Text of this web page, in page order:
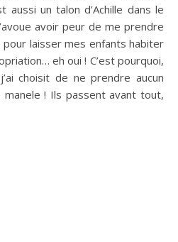
aussi un talon d’Achille dans le
avoir peur de me prendre
laisser mes enfants habiter
eh oui ! C’est pourquoi,
choisit de ne prendre aucun
! Ils passent avant tout,